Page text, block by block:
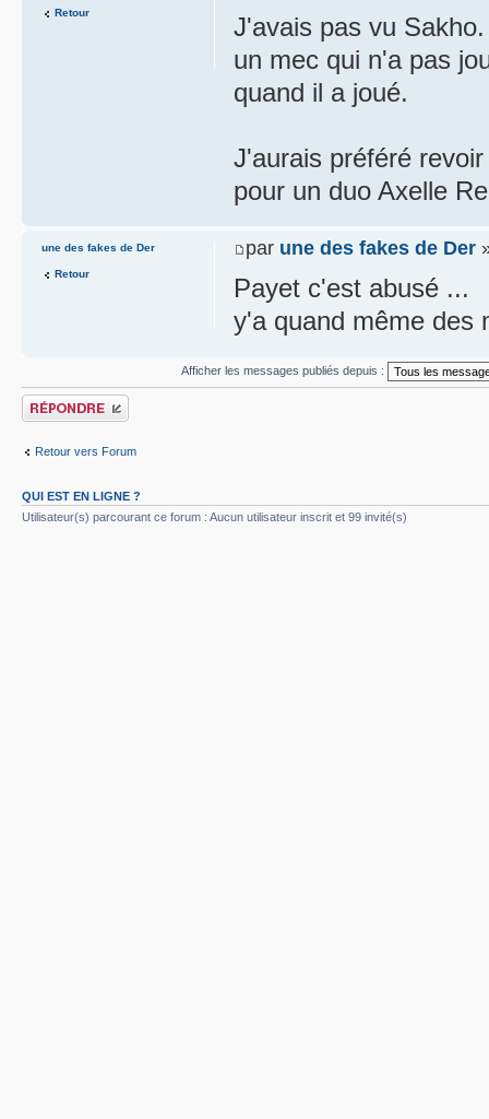
J'avais pas vu
un mec qui n'a pas
quand il a joué.
J'aurais préféré
pour un duo Axelle
Retour
par une des fakes de Der
Payet c'est abusé ...
y'a quand même des
une des fakes de Der
Retour
Afficher les messages publiés depuis :
Publier une réponse
Retour vers Forum
QUI EST EN LIGNE ?
Utilisateur(s) parcourant ce forum : Aucun utilisateur inscrit et 99 invité(s)